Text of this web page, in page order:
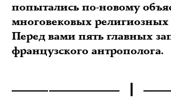
попытались по-новому
многовековых
Перед вами пять главных
французского антрополога.